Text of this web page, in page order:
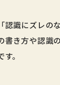
認識にズレの
書き方や認識
。